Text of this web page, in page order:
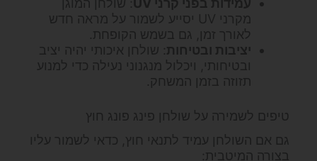
מקרני UV יסייע לשמור על מראה חדש
לאורך זמן, גם בשמש הקופחת.
יציבות ובטיחות: שולחן איכותי יהיה יציב
ובטיחותי, ויכלול מנגנוני נעילה כדי למנוע
תזוזה בזמן המשחק.
טיפים לשמירה על שולחן פינג פונג חוץ
גם אם השולחן עמיד לתנאי חוץ, כדאי לשמור עליו
בצורה המיטבית: